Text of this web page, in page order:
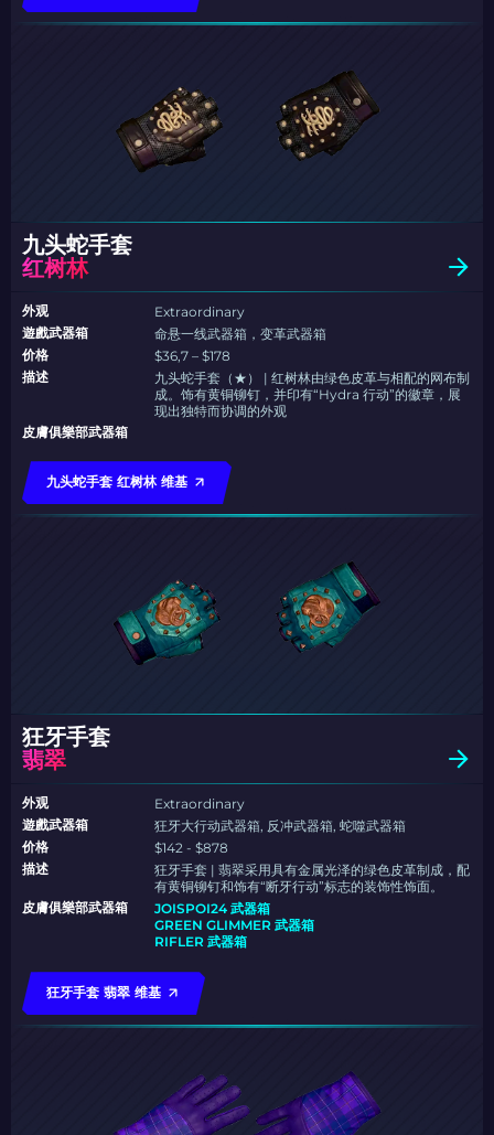
九头蛇手套
红树林
外观
Extraordinary
遊戲武器箱
命悬一线武器箱，变革武器箱
价格
$36,7 – $178
描述
九头蛇手套（★） | 红树林由绿色皮革与相配的网布制
成。饰有黄铜铆钉，并印有“Hydra 行动”的徽章，展
现出独特而协调的外观
皮膚俱樂部武器箱
九头蛇手套 红树林 维基
狂牙手套
翡翠
外观
Extraordinary
遊戲武器箱
狂牙大行动武器箱, 反冲武器箱, 蛇噬武器箱
价格
$142 - $878
描述
狂牙手套 | 翡翠采用具有金属光泽的绿色皮革制成，配
有黄铜铆钉和饰有“断牙行动”标志的装饰性饰面。
皮膚俱樂部武器箱
JOISPOI24 武器箱
GREEN GLIMMER 武器箱
RIFLER 武器箱
狂牙手套 翡翠 维基